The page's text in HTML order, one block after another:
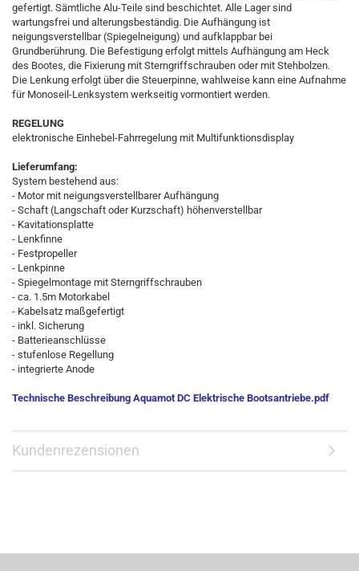
gefertigt. Sämtliche Alu-Teile sind beschichtet. Alle Lager sind
wartungsfrei und alterungsbeständig. Die Aufhängung ist
neigungsverstellbar (Spiegelneigung) und aufklappbar bei
Grundberührung. Die Befestigung erfolgt mittels Aufhängung am Heck
des Bootes, die Fixierung mit Sterngriffschrauben oder mit Stehbolzen.
Die Lenkung erfolgt über die Steuerpinne, wahlweise kann eine Aufnahme
für Monoseil-Lenksystem werkseitig vormontiert werden.
REGELUNG
elektronische Einhebel-Fahrregelung mit Multifunktionsdisplay
Lieferumfang:
System bestehend aus:
- Motor mit neigungsverstellbarer Aufhängung
- Schaft (Langschaft oder Kurzschaft) höhenverstellbar
- Kavitationsplatte
- Lenkfinne
- Festpropeller
- Lenkpinne
- Spiegelmontage mit Sterngriffschrauben
- ca. 1.5m Motorkabel
- Kabelsatz maßgefertigt
- inkl. Sicherung
- Batterieanschlüsse
- stufenlose Regellung
- integrierte Anode
Technische Beschreibung Aquamot DC Elektrische Bootsantriebe.pdf
Kundenrezensionen